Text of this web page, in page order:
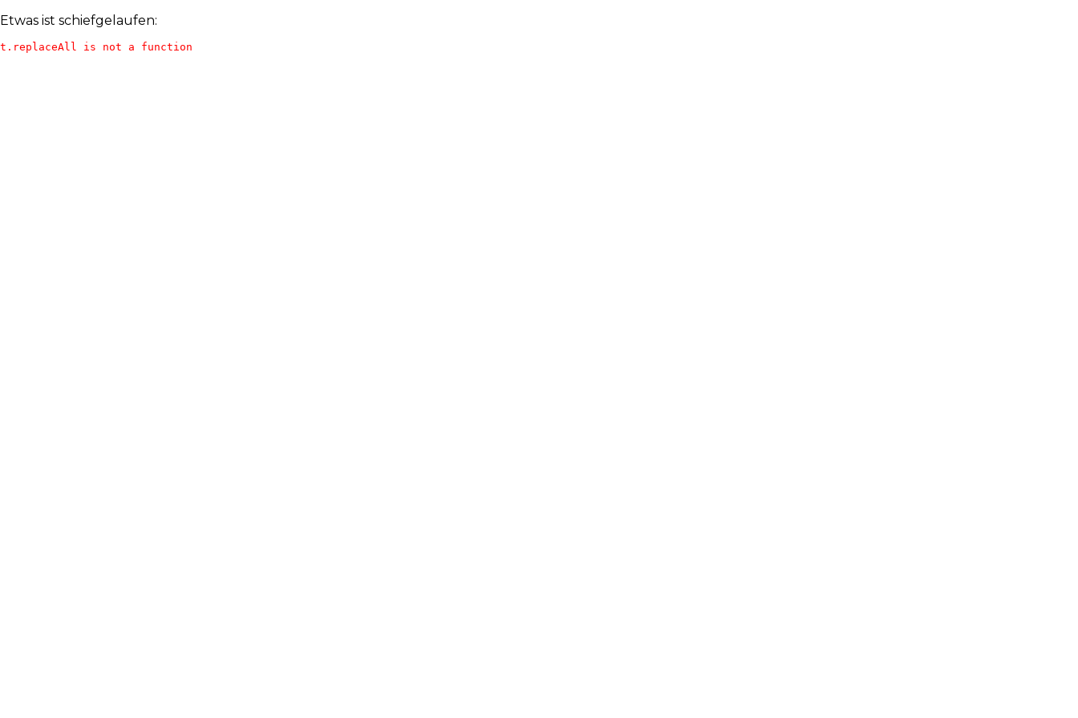
Etwas ist schiefgelaufen:
t.replaceAll is not a function